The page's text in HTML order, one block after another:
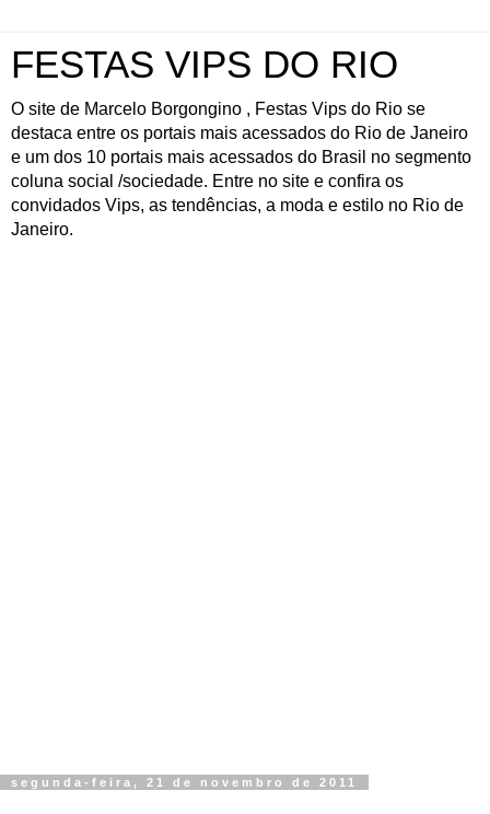
FESTAS VIPS DO RIO
O site de Marcelo Borgongino , Festas Vips do Rio se
destaca entre os portais mais acessados do Rio de Janeiro
e um dos 10 portais mais acessados do Brasil no segmento
coluna social /sociedade. Entre no site e confira os
convidados Vips, as tendências, a moda e estilo no Rio de
Janeiro.
segunda-feira, 21 de novembro de 2011